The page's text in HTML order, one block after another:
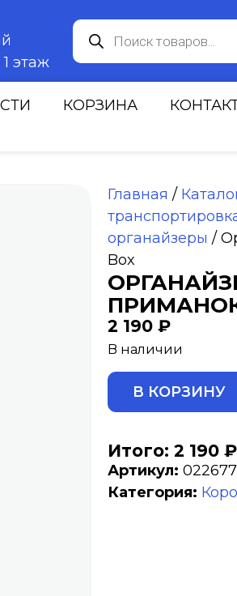
этаж
КОРЗИНА
Главная /
органайзеры /
Box
ПРИМАНОК
2 190 ₽
В наличии
В КОРЗИНУ
Итого: 2 190 ₽
Артикул:
Категория: